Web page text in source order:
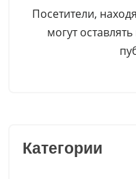
Категории
Посетители,
могут